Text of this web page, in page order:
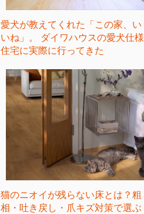
愛犬が教えてくれた「この家、い
いね」。 ダイワハウスの愛犬仕様
住宅に実際に行ってきた
猫のニオイが残らない床とは？粗
相・吐き戻し・爪キズ対策で選ぶ